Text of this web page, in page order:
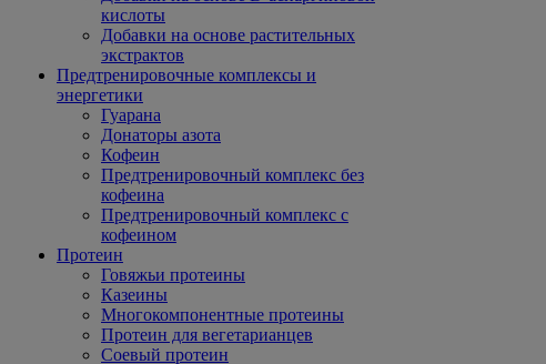
кислоты
Добавки на основе растительных
экстрактов
Предтренировочные комплексы и
энергетики
Гуарана
Донаторы азота
Кофеин
Предтренировочный комплекс без
кофеина
Предтренировочный комплекс с
кофеином
Протеин
Говяжьи протеины
Казеины
Многокомпонентные протеины
Протеин для вегетарианцев
Соевый протеин